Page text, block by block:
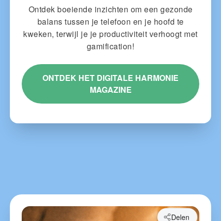
Ontdek boeiende inzichten om een gezonde
balans tussen je telefoon en je hoofd te
kweken, terwijl je je productiviteit verhoogt met
gamification!
ONTDEK HET DIGITALE HARMONIE
MAGAZINE
Delen